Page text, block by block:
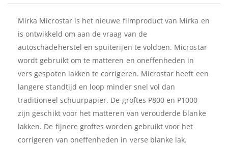
Mirka Microstar is het nieuwe filmproduct van Mirka en
is ontwikkeld om aan de vraag van de
autoschadeherstel en spuiterijen te voldoen. Microstar
wordt gebruikt om te matteren en oneffenheden in
vers gespoten lakken te corrigeren. Microstar heeft een
langere standtijd en loop minder snel vol dan
traditioneel schuurpapier. De groftes P800 en P1000
zijn geschikt voor het matteren van verouderde blanke
lakken. De fijnere groftes worden gebruikt voor het
corrigeren van oneffenheden in verse blanke lak.